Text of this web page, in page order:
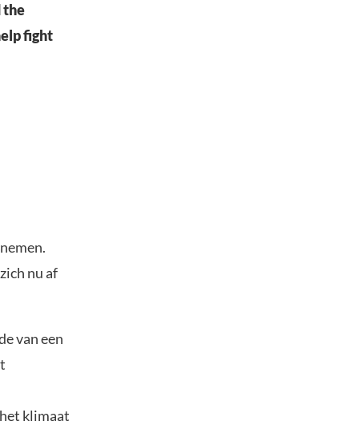
the
fight
nu af
van een
klimaat